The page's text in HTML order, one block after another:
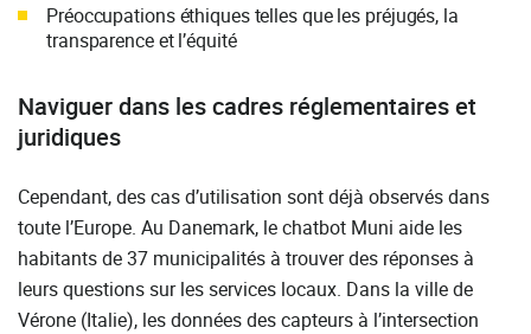
Préoccupations éthiques telles que les préjugés, la
transparence et l’équité
Naviguer dans les cadres réglementaires et
juridiques
Cependant, des cas d’utilisation sont déjà observés dans
toute l’Europe. Au Danemark, le chatbot Muni aide les
habitants de 37 municipalités à trouver des réponses à
leurs questions sur les services locaux. Dans la ville de
Vérone (Italie), les données des capteurs à l’intersection